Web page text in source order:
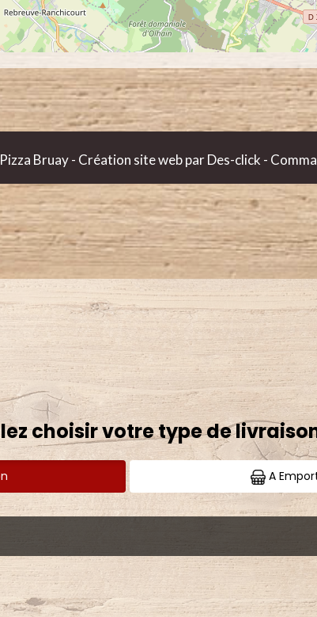
Bruay- Création site web parDes-click -